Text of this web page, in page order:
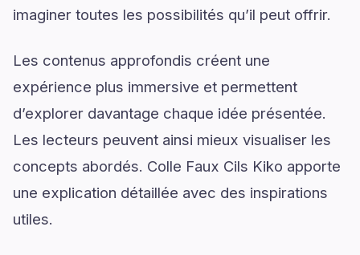
imaginer toutes les possibilités qu’il peut offrir.
Les contenus approfondis créent une
expérience plus immersive et permettent
d’explorer davantage chaque idée présentée.
Les lecteurs peuvent ainsi mieux visualiser les
concepts abordés. Colle Faux Cils Kiko apporte
une explication détaillée avec des inspirations
utiles.